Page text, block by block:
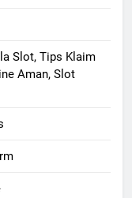
Slot, Tips Klaim
Aman, Slot